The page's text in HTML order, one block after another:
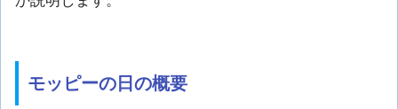
モッピーの日の概要